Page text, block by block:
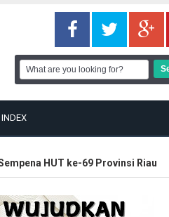
INDEX
HUT ke-69 Provinsi Riau